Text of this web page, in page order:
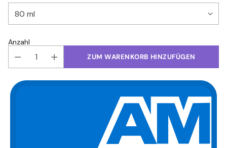
Anzahl
ZUM WARENKORB HINZUFÜGEN